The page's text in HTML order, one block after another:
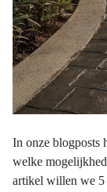
In onze blogposts
welke
artikel willen we 5